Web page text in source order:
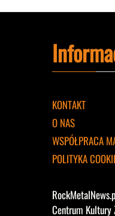
KONTAKT
O NAS
WSPÓŁPRACA
POLITYKA
Centrum Kultury